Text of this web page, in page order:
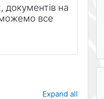
документів на
все
Expand all